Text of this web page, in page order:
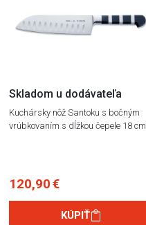
Skladom u dodávateľa
Kuchársky nôž Santoku s bočným
vrúbkovaním s dĺžkou čepele 18 cm
120,90 €
KÚPIŤ